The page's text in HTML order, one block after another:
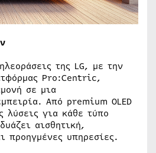
της LG, με την
Pro:Centric,
σε μια
Από premium OLED
λύσεις για κάθε τύπο
αισθητική,
προηγμένες υπηρεσίες.